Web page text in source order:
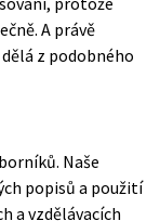
A právě
z podobného
Naše
popisů a použití
a vzdělávacích